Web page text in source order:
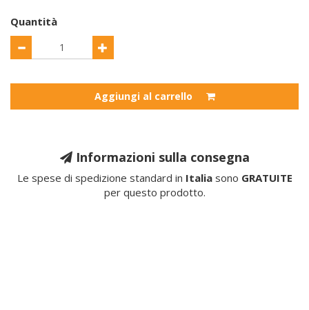
Quantità
Aggiungi al carrello
Informazioni sulla consegna
Le spese di spedizione standard in Italiasono GRATUITE
per questo prodotto.